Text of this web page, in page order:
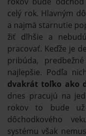
celý rok. Hlavným
a najmä starnutie
žiť dlhšie a
pracovať. Keďže je
pribúda,
najlepšie. Podľa
dvakrát toľko ako
dnes pracujú na
rokov to bude už
dôchodkového
systému však